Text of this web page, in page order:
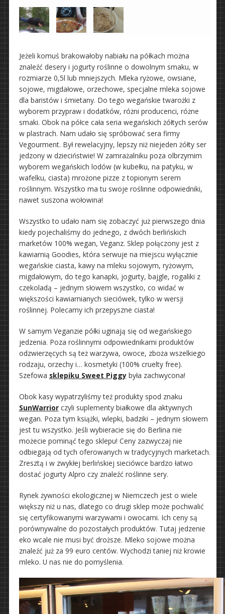
Jeżeli komuś brakowałoby nabiału na półkach można
znaleźć desery i jogurty roślinne o dowolnym smaku, w
rozmiarze 0,5l lub mniejszych. Mleka ryżowe, owsiane,
sojowe, migdałowe, orzechowe, specjalne mleka sojowe
dla baristów i śmietany. Do tego wegańskie twarożki z
wyborem przypraw i dodatków, różni producenci, różne
smaki. Obok na półce cała seria wegańskich żółtych serów
w plastrach. Nam udało się spróbować sera firmy
Vegourment. Był rewelacyjny, lepszy niż niejeden żółty ser
jedzony w dzieciństwie! W zamrażalniku poza olbrzymim
wyborem wegańskich lodów (w kubełku, na patyku, w
wafelku, ciasta) mrożone pizze z topionym serem
roślinnym. Wszystko ma tu swoje roślinne odpowiedniki,
nawet suszona wołowina!
Wszystko to udało nam się zobaczyć już pierwszego dnia
kiedy pojechaliśmy do jednego, z dwóch berlińskich
marketów 100% wegan, Veganz. Sklep połączony jest z
kawiarnią Goodies, która serwuje na miejscu wyłącznie
wegańskie ciasta, kawy na mleku sojowym, ryżowym,
migdałowym, do tego kanapki, jogurty, bajgle, rogaliki z
czekoladą – jednym słowem wszystko, co widać w
większości kawiarnianych sieciówek, tylko w wersji
roślinnej. Polecamy ich przepyszne ciasta!
W samym Veganzie półki uginają się od wegańskiego
jedzenia. Poza roślinnymi odpowiednikami produktów
odzwierzęcych są też warzywa, owoce, zboża wszelkiego
rodzaju, orzechy i… kosmetyki (100% cruelty free).
Szefowa sklepiku Sweet Piggybyła zachwycona!
Obok kasy wypatrzyliśmy też produkty spod znaku
SunWarriorczyli suplementy białkowe dla aktywnych
wegan. Poza tym książki, wlepki, badziki – jednym słowem
jest tu wszystko. Jeśli wybieracie się do Berlina nie
możecie pominąć tego sklepu! Ceny zazwyczaj nie
odbiegają od tych oferowanych w tradycyjnych marketach.
Zresztą i w zwykłej berlińskiej sieciówce bardzo łatwo
dostać jogurty Alpro czy znaleźć roślinne sery.
Rynek żywności ekologicznej w Niemczech jest o wiele
większy niż u nas, dlatego co drugi sklep może pochwalić
się certyfikowanymi warzywami i owocami. Ich ceny są
porównywalne do pozostałych produktów. Tutaj jedzenie
eko wcale nie musi być droższe. Mleko sojowe można
znaleźć już za 99 euro centów. Wychodzi taniej niż krowie
mleko. U nas nie do pomyślenia.